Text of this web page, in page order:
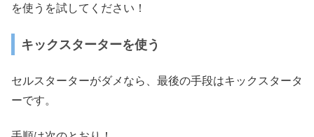
を使うを試してください！
キックスターターを使う
セルスターターがダメなら、最後の手段はキックスタータ
ーです。